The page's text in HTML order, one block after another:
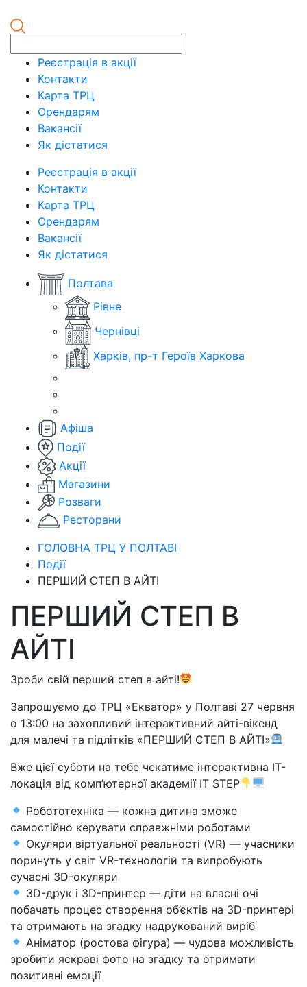
Реєстрація в акції
Контакти
Карта ТРЦ
Орендарям
Вакансії
Як дістатися
Реєстрація в акції
Контакти
Карта ТРЦ
Орендарям
Вакансії
Як дістатися
Полтава
Рівне
Чернівці
Харків, пр-т Героїв Харкова
Афіша
Події
Акції
Магазини
Розваги
Ресторани
ГОЛОВНА ТРЦ У ПОЛТАВІ
Події
ПЕРШИЙ СТЕП В АЙТІ
ПЕРШИЙ СТЕП В
АЙТІ
Зроби свій перший степ в айті!
Запрошуємо до ТРЦ «Екватор» у Полтаві 27 червня
о 13:00 на захопливий інтерактивний айті-вікенд
для малечі та підлітків «ПЕРШИЙ СТЕП В АЙТІ»
Вже цієї суботи на тебе чекатиме інтерактивна ІТ-
локація від комп’ютерної академії IT STEP
Робототехніка — кожна дитина зможе
самостійно керувати справжніми роботами
Окуляри віртуальної реальності (VR) — учасники
поринуть у світ VR-технологій та випробують
сучасні 3D-окуляри
3D-друк і 3D-принтер — діти на власні очі
побачать процес створення об’єктів на 3D-принтері
та отримають на згадку надрукований виріб
Аніматор (ростова фігура) — чудова можливість
зробити яскраві фото на згадку та отримати
позитивні емоції